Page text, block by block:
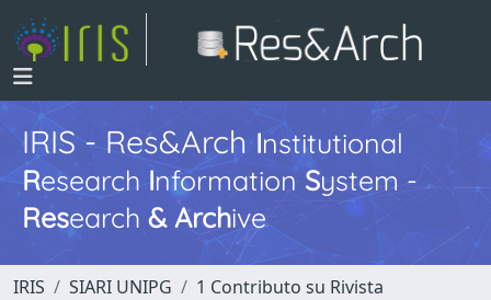
IRIS - Res&ArchInstitutional
Research InformationSystem -
Research & Archive
IRIS SIARI UNIPG
1 Contributo su Rivista